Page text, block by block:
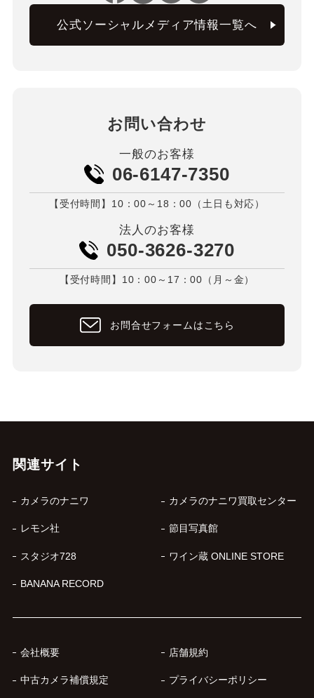
公式ソーシャルメディア情報一覧へ
お問い合わせ
一般のお客様
06-6147-7350
【受付時間】10：00～18：00（土日も対応）
法人のお客様
050-3626-3270
【受付時間】10：00～17：00（月～金）
お問合せフォームはこちら
関連サイト
カメラのナニワ カメラのナニワ買取センター
レモン社 節目写真館
スタジオ728 ワイン蔵 ONLINE STORE
BANANA RECORD
会社概要 店舗規約
中古カメラ補償規定 プライバシーポリシー